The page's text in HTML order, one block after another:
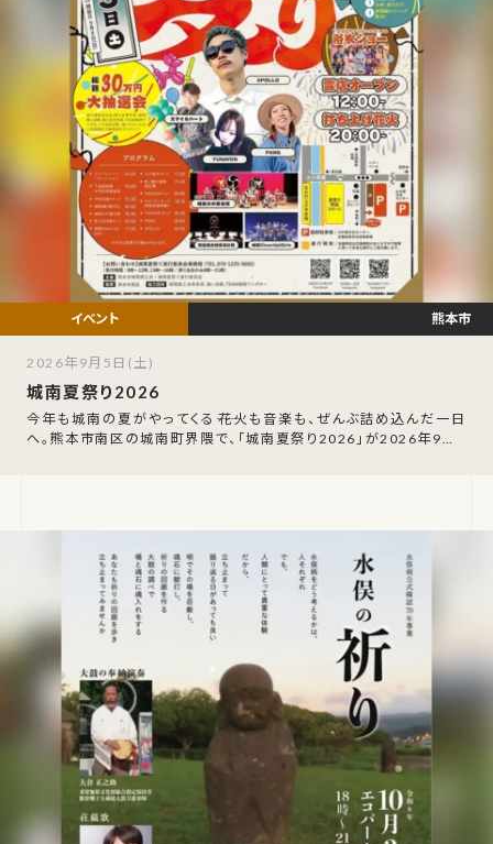
城南夏祭り2026
今年も城南の夏がやってくる――花火も音楽も、ぜんぶ詰め込んだ一日
へ。熊本市南区の城南町界隈で、「城南夏祭り2026」が2026年9月5
熊本市
2026年9月5日(土)